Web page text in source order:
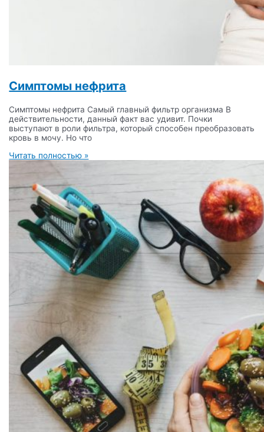
Симптомы нефрита
Симптомы нефрита Самый главный фильтр организма В
действительности, данный факт вас удивит. Почки
выступают в роли фильтра, который способен преобразовать
кровь в мочу. Но что
Читать полностью »